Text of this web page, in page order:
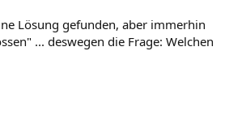
Lösung gefunden, aber immerhin
... deswegen die Frage: Welchen